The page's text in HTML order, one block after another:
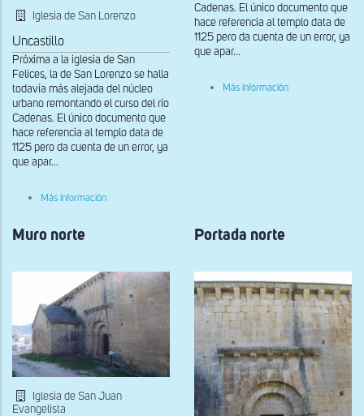
Iglesia de San Lorenzo
Uncastillo
Próxima a la iglesia de San
Felices, la de San Lorenzo se halla
todavía más alejada del núcleo
urbano remontando el curso del río
Cadenas. El único documento que
hace referencia al templo data de
1125 pero da cuenta de un error, ya
que apar...
Más información
Cadenas. El único documento que
hace referencia al templo data de
1125 pero da cuenta de un error, ya
que apar...
Más información
Muro norte
Iglesia de San Juan
Evangelista
Portada norte